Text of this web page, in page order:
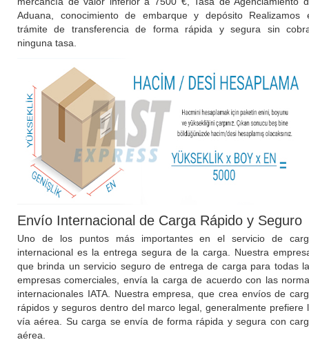
Aduana, conocimiento de embarque y depósito Realizamos
trámite de transferencia de forma rápida y segura sin
ninguna tasa.
Envío Internacional de Carga Rápido y Seguro
Uno de los puntos más importantes en el servicio de
internacional es la entrega segura de la carga. Nuestra
que brinda un servicio seguro de entrega de carga para todas
empresas comerciales, envía la carga de acuerdo con las
internacionales IATA. Nuestra empresa, que crea envíos de
rápidos y seguros dentro del marco legal, generalmente prefiere
vía aérea. Su carga se envía de forma rápida y segura con
aérea.